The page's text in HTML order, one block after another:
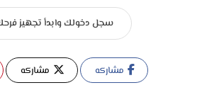
سجل دخولك وابدأ تجهيز
مشاركه مشاركه